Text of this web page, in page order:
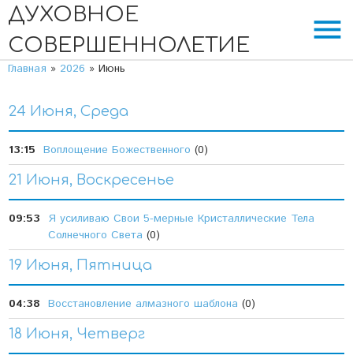
ДУХОВНОЕ
СОВЕРШЕННОЛЕТИЕ
menu
Главная » 2026 » Июнь
24 Июня, Среда
13:15 Воплощение Божественного (0)
21 Июня, Воскресенье
09:53 Я усиливаю Свои 5-мерные Кристаллические Тела
Солнечного Света (0)
19 Июня, Пятница
04:38 Восстановление алмазного шаблона (0)
18 Июня, Четверг